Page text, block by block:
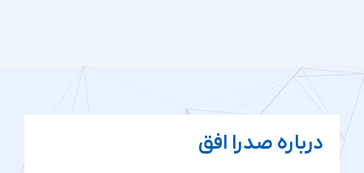
درباره صدرا افق